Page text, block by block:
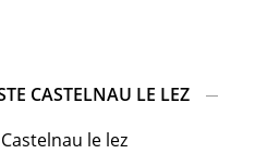
CASTELNAU LE LEZ
le lez